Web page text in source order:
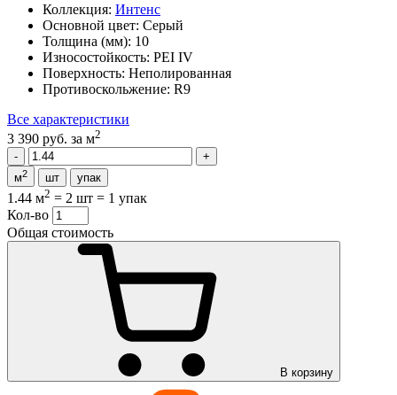
Коллекция: Интенс
Основной цвет: Серый
Толщина (мм): 10
Износостойкость: PEI IV
Поверхность: Неполированная
Противоскольжение: R9
Все характеристики
3 390 руб. за м2
м2 шт упак
1.44 м2 = 2 шт = 1 упак
Кол-во
Общая стоимость
В корзину